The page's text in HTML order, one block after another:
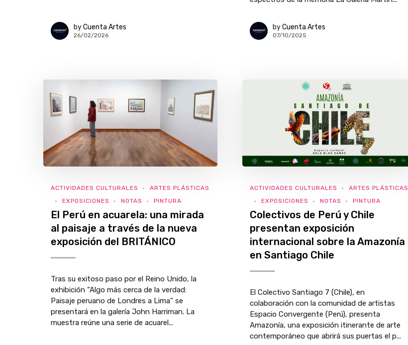
byCuenta Artes
26/02/2026
byCuenta Artes
07/10/2025
ACTIVIDADES CULTURALES
ARTES PLÁSTICAS
EXPOSICIONES
NOTAS PINTURA
El Perú en acuarela: una mirada
al paisaje a través de la nueva
exposición del BRITÁNICO
Tras su exitoso paso por el Reino Unido, la
exhibición “Algo más cerca de la verdad:
Paisaje peruano de Londres a Lima” se
presentará en la galería John Harriman. La
muestra reúne una serie de acuarel...
ACTIVIDADES CULTURALES
ARTES PLÁSTICAS
EXPOSICIONES
NOTAS PINTURA
Colectivos de Perú y Chile
presentan exposición
internacional sobre la Amazonía
en Santiago Chile
El Colectivo Santiago 7 (Chile), en
colaboración con la comunidad de artistas
Espacio Convergente (Perú), presenta
Amazonía, una exposición itinerante de arte
contemporáneo que abrirá sus puertas el p...